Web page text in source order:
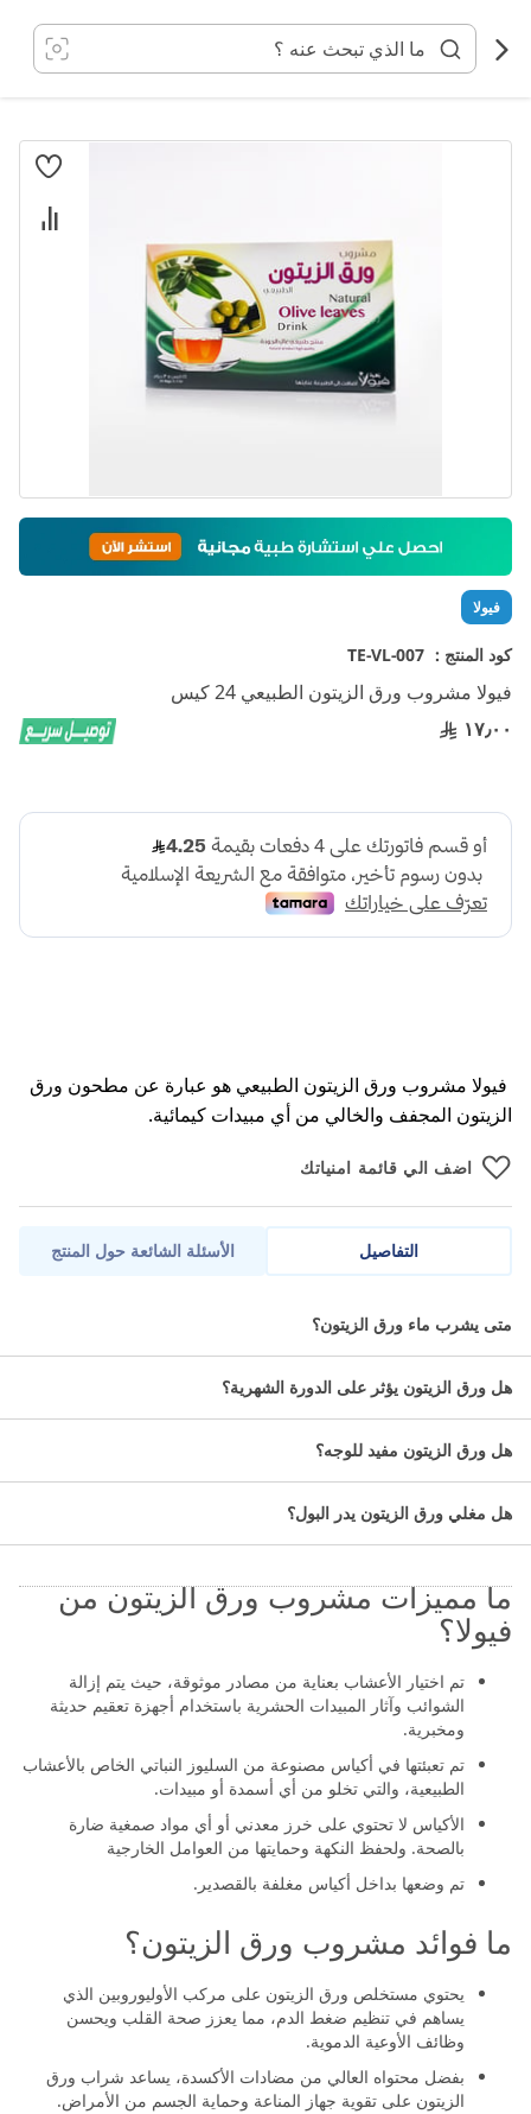
المحتوى
فيولا
كود المنتج : TE-VL-007
فيولا مشروب ورق الزيتون الطبيعي 24 كيس
١٧٫٠٠
فيولا مشروب ورق الزيتون الطبيعي هو عبارة عن مطحون ورق
الزيتون المجفف والخالي من أي مبيدات كيمائية.
اضف الي قائمة امنياتك
انتقل
تخطي
بداية
معرض
الصور
التفاصيل
مشروب ورق الزيتون الطبيعي من فيولا.
مواصفات فيولا مشروب ورق الزيتون
الطبيعي:
الاسم العلمي:ورق الزيتون.
التصنيف الدوائي:الأعشاب الطبيعية.
ما مميزات مشروب ورق الزيتون من
فيولا؟
تم اختيار الأعشاب بعناية من مصادر موثوقة، حيث يتم إزالة
الشوائب وآثار المبيدات الحشرية باستخدام أجهزة تعقيم حديثة
ومخبرية.
تم تعبئتها في أكياس مصنوعة من السليوز النباتي الخاص بالأعشاب
الطبيعية، والتي تخلو من أي أسمدة أو مبيدات.
الأكياس لا تحتوي على خرز معدني أو أي مواد صمغية ضارة
بالصحة. ولحفظ النكهة وحمايتها من العوامل الخارجية
تم وضعها بداخل أكياس مغلفة بالقصدير.
ما فوائد مشروب ورق الزيتون؟
يحتوي مستخلص ورق الزيتون على مركب الأوليوروبين الذي
يساهم في تنظيم ضغط الدم، مما يعزز صحة القلب ويحسن
وظائف الأوعية الدموية.
بفضل محتواه العالي من مضادات الأكسدة، يساعد شراب ورق
الزيتون على تقوية جهاز المناعة وحماية الجسم من الأمراض.
الأسئلة الشائعة حول المنتج
متى يشرب ماء ورق الزيتون؟
هل ورق الزيتون يؤثر على الدورة الشهرية؟
هل ورق الزيتون مفيد للوجه؟
هل مغلي ورق الزيتون يدر البول؟